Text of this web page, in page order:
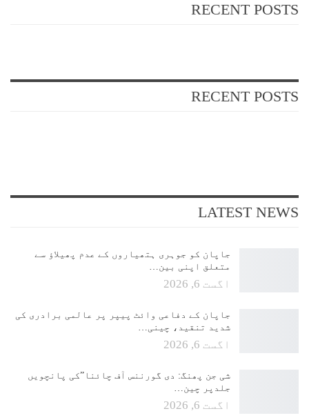
ADMIN
RECENT POSTS
RECENT POSTS
LATEST NEWS
جاپان کو جوہری ہتھیاروں کے عدم پھیلاؤ سے
متعلق اپنی بین…
اگست 6, 2026
جاپان کے دفاعی وائٹ پیپر پر عالمی برادری کی
شدید تنقید، چینی…
اگست 6, 2026
شی جن پھنگ: دی گورننس آف چائنا”کی پانچویں
جلدپر چین…
اگست 6, 2026